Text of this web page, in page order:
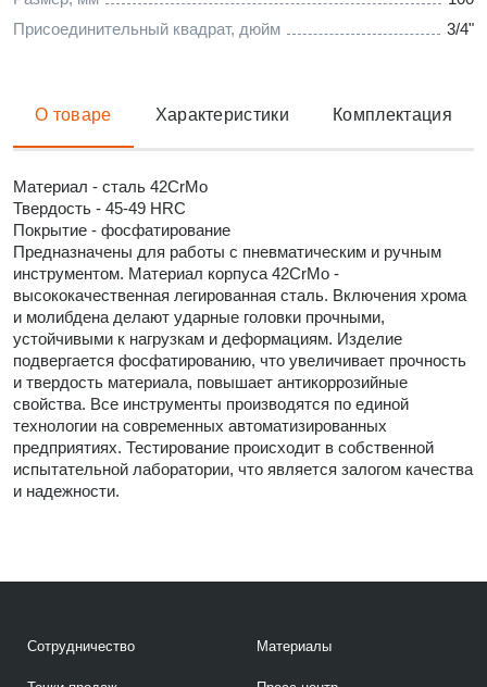
Присоединительный квадрат, дюйм
3/4"
О товаре Характеристики Комплектация
Материал - сталь 42CrMo
Твердость - 45-49 HRC
Покрытие - фосфатирование
Предназначены для работы с пневматическим и ручным
инструментом. Материал корпуса 42CrMo -
высококачественная легированная сталь. Включения хрома
и молибдена делают ударные головки прочными,
устойчивыми к нагрузкам и деформациям. Изделие
подвергается фосфатированию, что увеличивает прочность
и твердость материала, повышает антикоррозийные
свойства. Все инструменты производятся по единой
технологии на современных автоматизированных
предприятиях. Тестирование происходит в собственной
испытательной лаборатории, что является залогом качества
и надежности.
Сотрудничество Материалы